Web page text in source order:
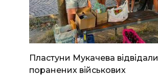
Пластуни Мукачева відвідали
поранених військових